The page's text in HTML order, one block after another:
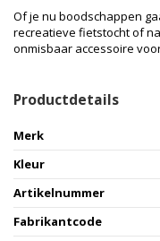
Of je nu boodschappen
recreatieve fietstocht of
onmisbaar accessoire
Productdetails
Merk
Kleur
Artikelnummer
Fabrikantcode